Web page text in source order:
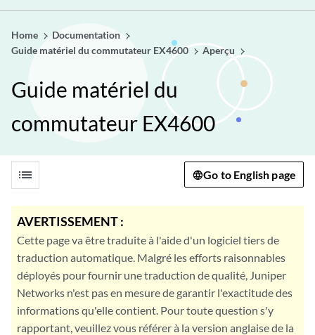
Home
Documentation
Guide matériel du commutateur EX4600
Aperçu
Guide matériel du
commutateur EX4600
list Go to English page
AVERTISSEMENT :
Cette page va être traduite à l'aide d'un logiciel tiers de
traduction automatique. Malgré les efforts raisonnables
déployés pour fournir une traduction de qualité, Juniper
Networks n'est pas en mesure de garantir l'exactitude des
informations qu'elle contient. Pour toute question s'y
rapportant, veuillez vous référer à la version anglaise de la